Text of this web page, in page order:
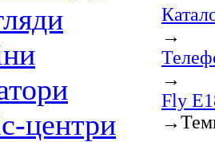
центри
→
→
Fly
→